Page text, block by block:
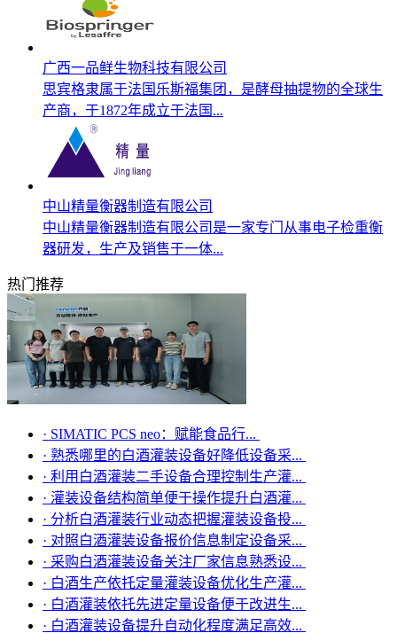
广西一品鲜生物科技有限公司
思宾格隶属于法国乐斯福集团，是酵母抽提物的全球生
产商，于1872年成立于法国...
中山精量衡器制造有限公司
中山精量衡器制造有限公司是一家专门从事电子检重衡
器研发，生产及销售于一体...
热门推荐
· SIMATIC PCS neo：赋能食品行...
· 熟悉哪里的白酒灌装设备好降低设备采...
· 利用白酒灌装二手设备合理控制生产灌...
· 灌装设备结构简单便于操作提升白酒灌...
· 分析白酒灌装行业动态把握灌装设备投...
· 对照白酒灌装设备报价信息制定设备采...
· 采购白酒灌装设备关注厂家信息熟悉设...
· 白酒生产依托定量灌装设备优化生产灌...
· 白酒灌装依托先进定量设备便于改进生...
· 白酒灌装设备提升自动化程度满足高效...